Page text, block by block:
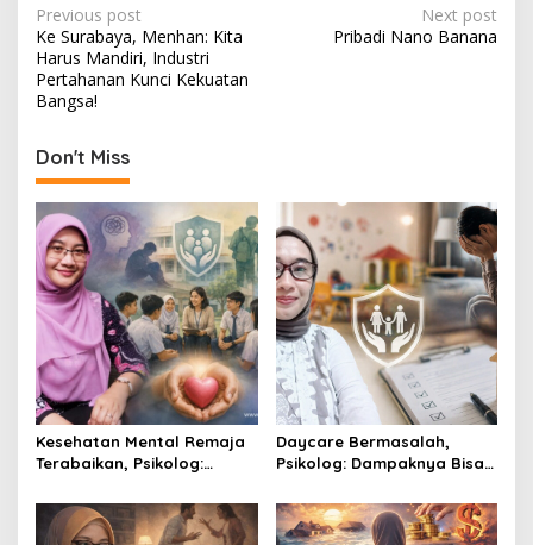
P
o
s
n
a
v
i
g
a
t
i
o
n
Previous post
Ke Surabaya, Menhan: Kita
Harus Mandiri, Industri
Pertahanan Kunci Kekuatan
Bangsa!
Next post
Pribadi Nano Banana
Don't Miss
Kesehatan Mental Remaja
Terabaikan, Psikolog:
Ekosistem Kesejahteraan
Daycare Bermasalah,
Psikolog: Dampaknya Bisa
Dewasa